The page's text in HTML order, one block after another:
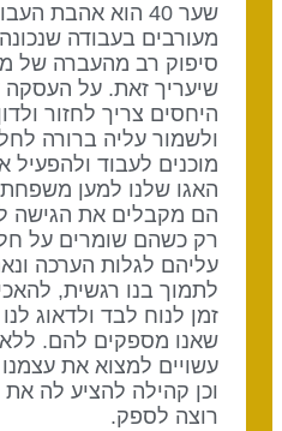
שער 40 הוא אהבת
מעורבים בעבודה שנכונה
סיפוק רב מהעברה של
שיעריך זאת. על העסקה
היחסים צריך לחזור
ולשמור עליה ברורה
מוכנים לעבוד ולהפעיל
האגו שלנו למען
הם מקבלים את הגישה
רק כשהם שומרים על
עליהם לגלות הערכה
לתמוך בנו רגשית,
זמן לנוח לבד ולדאוג
עשויים למצוא את עצמנו
וכן קהילה להציע לה את
רוצה לספק.